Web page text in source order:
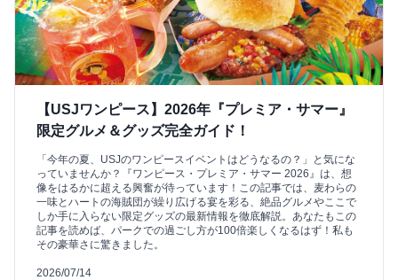
【USJワンピース】2026年『プレミア・サマー』
限定グルメ＆グッズ完全ガイド！
「今年の夏、USJのワンピースイベントはどうなるの？」と気にな
っていませんか？『ワンピース・プレミア・サマー 2026』は、想
像をはるかに超える興奮が待っています！この記事では、麦わらの
一味とハートの海賊団が繰り広げる宴を彩る、絶品グルメやここで
しか手に入らない限定グッズの最新情報を徹底解説。あなたもこの
記事を読めば、パークでの過ごし方が100倍楽しくなるはず！私も
その豪華さに驚きました。
2026/07/14